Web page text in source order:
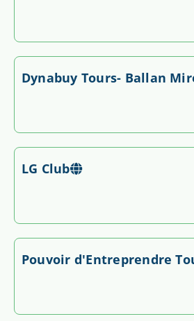
Dynabuy Tours- Ballan
LG Club
Pouvoir d'Entreprendre